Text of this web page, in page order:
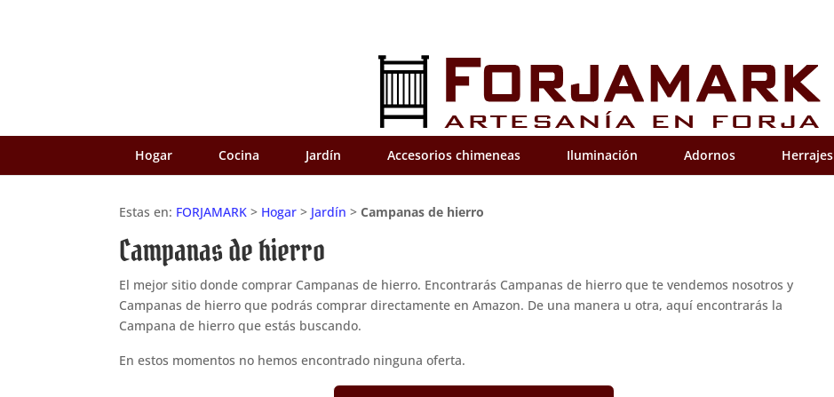
Hogar Cocina Jardín Accesorios chimeneas Iluminación Adornos Herrajes
Estas en: FORJAMARK > Hogar > Jardín >Campanas de hierro
Campanas de hierro
El mejor sitio donde comprar Campanas de hierro. Encontrarás Campanas de hierro que te vendemos nosotros y
Campanas de hierro que podrás comprar directamente en Amazon. De una manera u otra, aquí encontrarás la
Campana de hierro que estás buscando.
En estos momentos no hemos encontrado ninguna oferta.